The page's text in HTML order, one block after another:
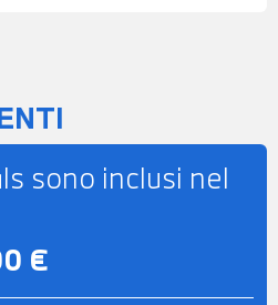
sono inclusi nel
€